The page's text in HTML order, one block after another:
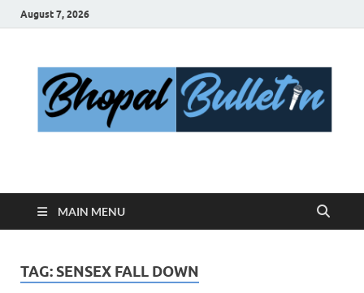
August 7, 2026
Bhopal Bulletin
MAIN MENU
TAG: SENSEX FALL DOWN